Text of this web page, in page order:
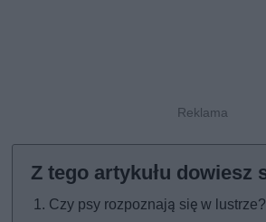
Czy psy rozpoznają się w lustrze?